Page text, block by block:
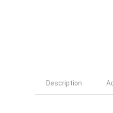
Description